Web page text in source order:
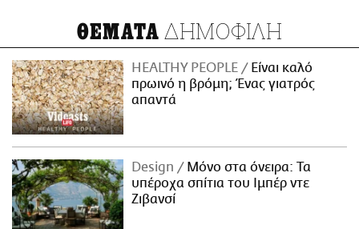
ΘΕΜΑΤΑ ΔΗΜΟΦΙΛΗ
HEALTHY PEOPLE
Είναι καλό
πρωινό η βρόμη; Ένας γιατρός
απαντά
Design
Μόνο στα όνειρα: Τα
υπέροχα σπίτια του Ιμπέρ ντε
Ζιβανσί